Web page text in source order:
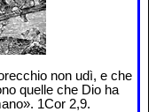
non udì, e che
quelle che Dio ha
1Cor 2,9.